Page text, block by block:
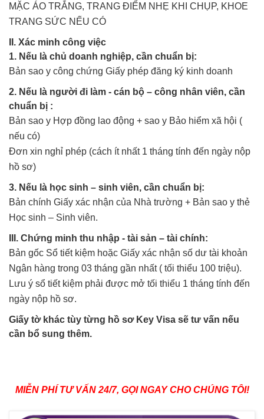
MẶC ÁO TRẮNG, TRANG ĐIỂM NHẸ KHI CHỤP, KHOE
TRANG SỨC NẾU CÓ
II. Xác minh công việc
1. Nếu là chủ doanh nghiệp, cần chuẩn bị:
Bản sao y công chứng Giấy phép đăng ký kinh doanh
2. Nếu là người đi làm - cán bộ – công nhân viên, cần
chuẩn bị :
Bản sao y Hợp đồng lao động + sao y Bảo hiểm xã hội (
nếu có)
Đơn xin nghỉ phép (cách ít nhất 1 tháng tính đến ngày nộp
hồ sơ)
3. Nếu là học sinh – sinh viên, cần chuẩn bị:
Bản chính Giấy xác nhận của Nhà trường + Bản sao y thẻ
Học sinh – Sinh viên.
III. Chứng minh thu nhập - tài sản – tài chính:
Bản gốc Sổ tiết kiệm hoặc Giấy xác nhận số dư tài khoản
Ngân hàng trong 03 tháng gần nhất ( tối thiểu 100 triệu).
Lưu ý sổ tiết kiệm phải được mở tối thiểu 1 tháng tính đến
ngày nộp hồ sơ.
Giấy tờ khác tùy từng hồ sơ Key Visa sẽ tư vấn nếu
cần bổ sung thêm.
MIỄN PHÍ TƯ VẤN 24/7, GỌI NGAY CHO CHÚNG TÔI!